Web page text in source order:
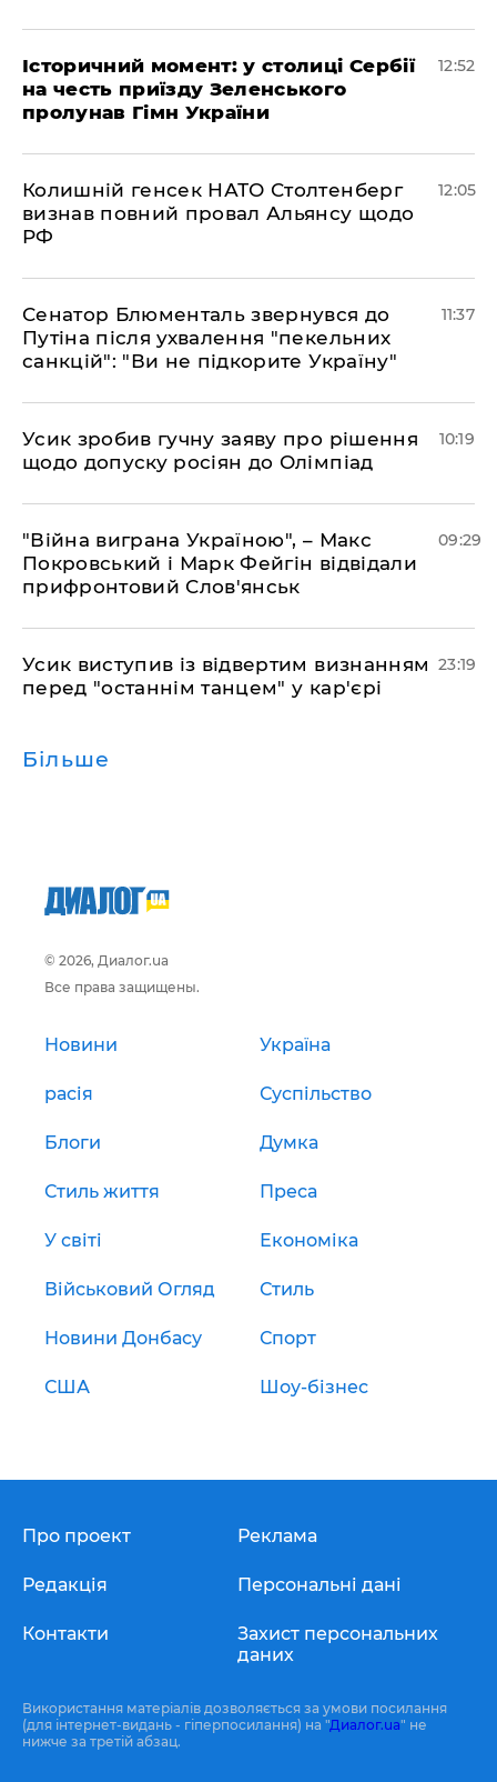
Історичний момент: у столиці Сербії
на честь приїзду Зеленського
пролунав Гімн України
12:52
Колишній генсек НАТО Столтенберг
визнав повний провал Альянсу щодо
РФ
12:05
Сенатор Блюменталь звернувся до
Путіна після ухвалення "пекельних
санкцій": "Ви не підкорите Україну"
11:37
Усик зробив гучну заяву про рішення
щодо допуску росіян до Олімпіад
10:19
"Війна виграна Україною", – Макс
Покровський і Марк Фейгін відвідали
прифронтовий Слов'янськ
09:29
​Усик виступив із відвертим визнанням
перед "останнім танцем" у кар'єрі
23:19
Більше
© 2026, Диалог.ua
Все права защищены.
Новини Україна
расія Суспільство
Блоги Думка
Стиль життя Преса
У світі Економіка
Військовий Огляд Стиль
Новини Донбасу Спорт
США Шоу-бізнес
Про проект
Редакція
Контакти
Реклама
Персональні дані
Захист персональних
даних
Використання матеріалів дозволяється за умови посилання
(для інтернет-видань - гіперпосилання) на "Диалог.ua" не
нижче за третій абзац.